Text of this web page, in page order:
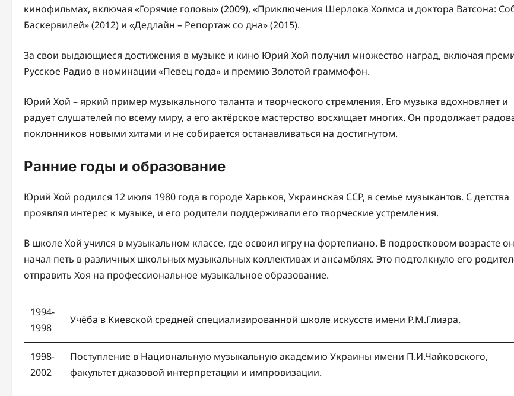
кинофильмах, включая «Горячие головы» (2009), «Приключения Шерлока Холмса и доктора Ватсона:
Баскервилей» (2012) и «Дедлайн – Репортаж со дна» (2015).
За свои выдающиеся достижения в музыке и кино Юрий Хой получил множество наград, включая
Русское Радио в номинации «Певец года» и премию Золотой граммофон.
Юрий Хой – яркий пример музыкального таланта и творческого стремления. Его музыка вдохновляет и
радует слушателей по всему миру, а его актёрское мастерство восхищает многих. Он продолжает
поклонников новыми хитами и не собирается останавливаться на достигнутом.
Ранние годы и образование
Юрий Хой родился 12 июля 1980 года в городе Харьков, Украинская ССР, в семье музыкантов. С детства
проявлял интерес к музыке, и его родители поддерживали его творческие устремления.
В школе Хой учился в музыкальном классе, где освоил игру на фортепиано. В подростковом возрасте он
начал петь в различных школьных музыкальных коллективах и ансамблях. Это подтолкнуло его
отправить Хоя на профессиональное музыкальное образование.
1994-
1998
Учёба в Киевской средней специализированной школе искусств имени Р.М.Глиэра.
1998-
2002
Поступление в Национальную музыкальную академию Украины имени П.И.Чайковского,
факультет джазовой интерпретации и импровизации.